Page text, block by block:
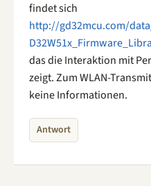
findet sich
http://gd32mcu.com/
das die Interaktion mit
zeigt. Zum WLAN-
keine Informationen.
Antwort